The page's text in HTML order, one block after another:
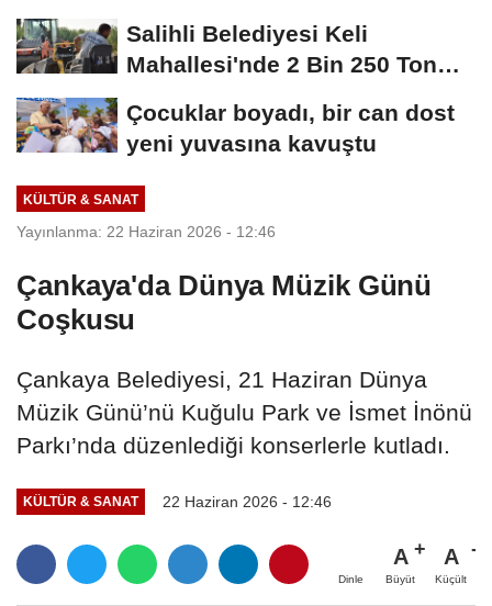
Salihli Belediyesi Keli
Mahallesi'nde 2 Bin 250 Ton
Çocuklar boyadı, bir can dost
yeni yuvasına kavuştu
KÜLTÜR & SANAT
Yayınlanma: 22 Haziran 2026 - 12:46
Çankaya'da Dünya Müzik Günü
Coşkusu
Çankaya Belediyesi, 21 Haziran Dünya
Müzik Günü’nü Kuğulu Park ve İsmet İnönü
Parkı’nda düzenlediği konserlerle kutladı.
KÜLTÜR & SANAT 22 Haziran 2026 - 12:46
Dinle
A
Büyüt
A
Küçült